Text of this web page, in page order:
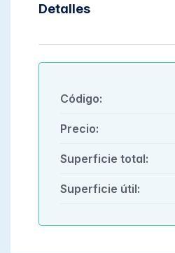
Detalles
Código:
Precio:
Superficie total:
Superficie útil: